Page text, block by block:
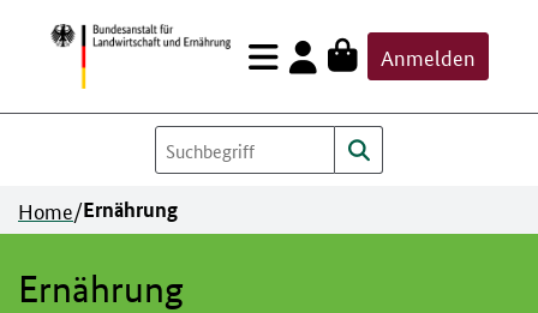
Zum
Inhalt
springen
Anmelden
Home/Ernährung
Ernährung